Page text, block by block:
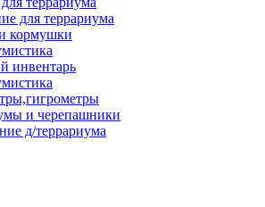
для террариума
кормушки
инвентарь
и черепашники
д/террариума